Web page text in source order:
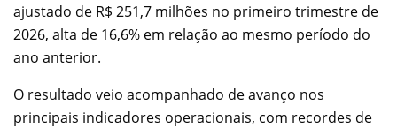
ajustado de R$ 251,7 milhões no primeiro trimestre de
2026, alta de 16,6% em relação ao mesmo período do
ano anterior.
O resultado veio acompanhado de avanço nos
principais indicadores operacionais, com recordes de